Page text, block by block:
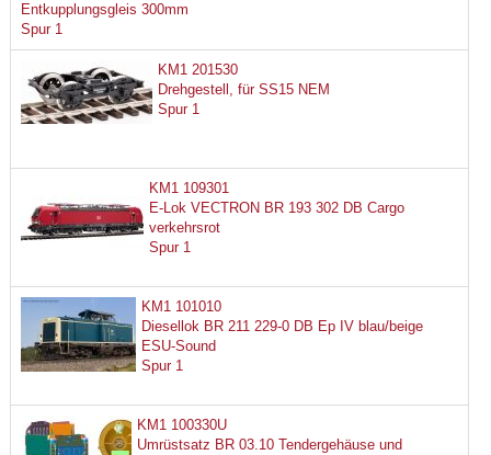
Entkupplungsgleis 300mm
Spur 1
KM1 201530
Drehgestell, für SS15 NEM
Spur 1
KM1 109301
E-Lok VECTRON BR 193 302 DB Cargo
verkehrsrot
Spur 1
KM1 101010
Diesellok BR 211 229-0 DB Ep IV blau/beige
ESU-Sound
Spur 1
KM1 100330U
Umrüstsatz BR 03.10 Tendergehäuse und